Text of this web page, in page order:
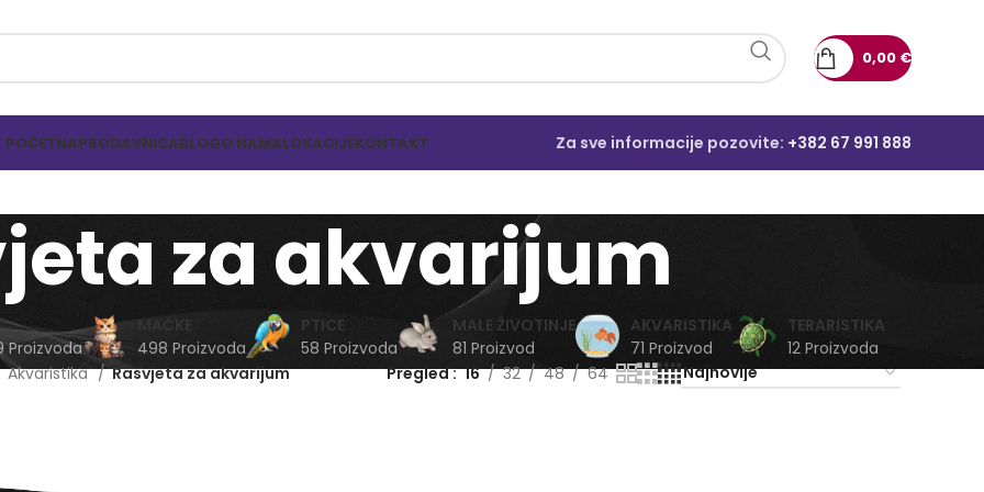
0,00 €
POČETNAPRODAVNICABLOGO NAMALOKACIJEKONTAKT Za sve informacije pozovite: +382 67 991 888
za akvarijum
Proizvoda
MAČKE
498 Proizvoda
PTICE
58 Proizvoda
MALE ŽIVOTINJE
81 Proizvod
AKVARISTIKA
71 Proizvod
TERARISTIKA
12 Proizvoda
Akvaristika Rasvjeta za akvarijum Pregled 16 32 48 64